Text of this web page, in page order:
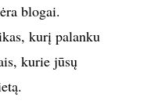
blogai.
kurį palanku
kurie jūsų